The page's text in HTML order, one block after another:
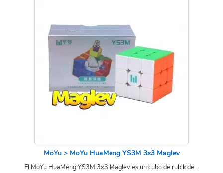
MoYu > MoYu HuaMeng YS3M 3x3 Maglev
El MoYu HuaMeng YS3M 3x3 Maglev es un cubo de rubik de...